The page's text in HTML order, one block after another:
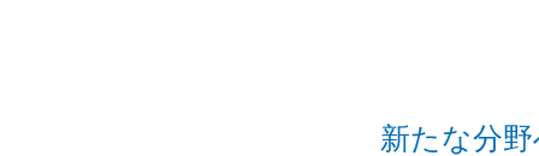
新たな分